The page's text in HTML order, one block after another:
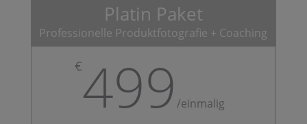
Platin Paket
Professionelle Produktfotografie + Coaching
€499 /einmalig